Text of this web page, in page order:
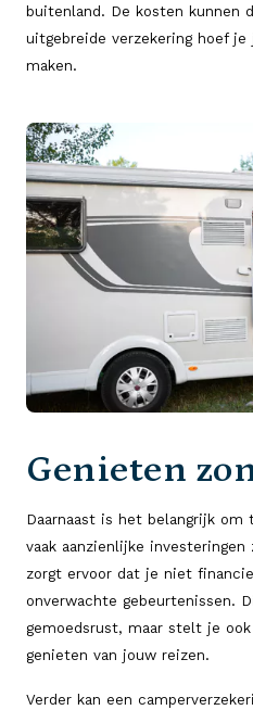
buitenland. De kosten kunnen
uitgebreide verzekering hoef
maken.
Genieten
Daarnaast is het belangrijk om
vaak aanzienlijke
zorgt ervoor dat je niet
onverwachte gebeurtenissen.
gemoedsrust, maar stelt je
genieten van jouw reizen.
Verder kan een